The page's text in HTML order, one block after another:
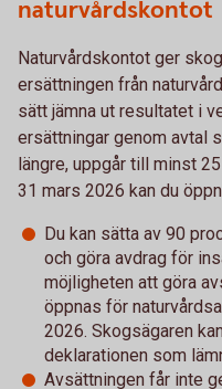
naturvårdskontot
Naturvårdskontot ger
ersättningen från
sätt jämna ut resultatet i
ersättningar genom avtal
längre, uppgår till minst
31 mars 2026 kan du
Du kan sätta av 90
och göra avdrag för
möjligheten att göra
öppnas för
2026. Skogsägaren
deklarationen som
Avsättningen får inte